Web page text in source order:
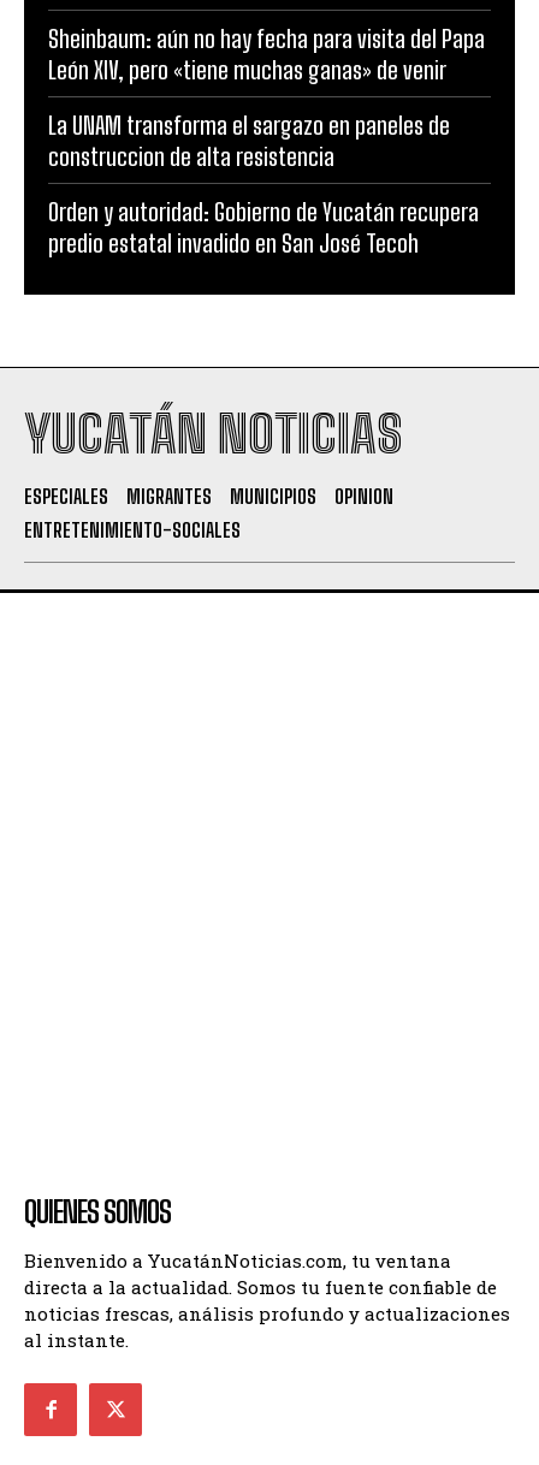
Sheinbaum: aún no hay fecha para visita del Papa
León XIV, pero «tiene muchas ganas» de venir
La UNAM transforma el sargazo en paneles de
construccion de alta resistencia
Orden y autoridad: Gobierno de Yucatán recupera
predio estatal invadido en San José Tecoh
YUCATÁN NOTICIAS
ESPECIALES MIGRANTES MUNICIPIOS
OPINION
ENTRETENIMIENTO-SOCIALES
QUIENES SOMOS
Bienvenido a YucatánNoticias.com, tu ventana
directa a la actualidad. Somos tu fuente confiable de
noticias frescas, análisis profundo y actualizaciones
al instante.